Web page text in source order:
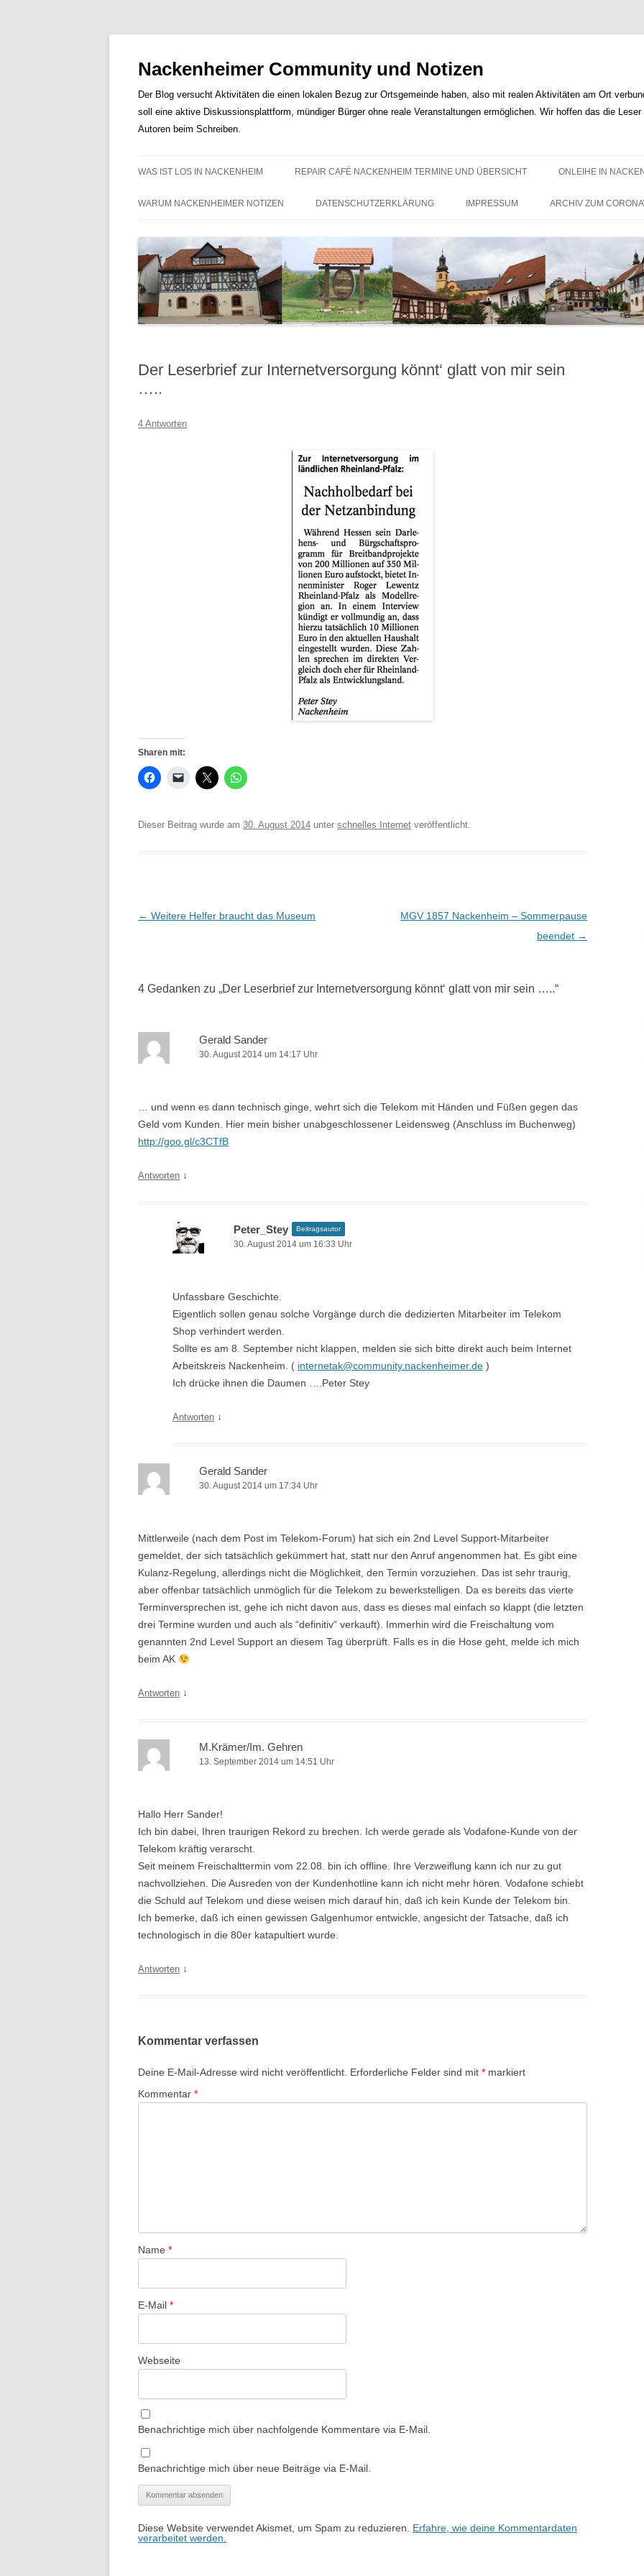
Nackenheimer Community und Notizen
Der Blog versucht Aktivitäten die einen lokalen Bezug zur Ortsgemeinde haben, also mit realen Aktivitäten am Ort
soll eine aktive Diskussionsplattform, mündiger Bürger ohne reale Veranstaltungen ermöglichen. Wir hoffen das die
Autoren beim Schreiben.
Inhalt
WAS IST LOS IN NACKENHEIM REPAIR CAFÉ NACKENHEIM TERMINE UND ÜBERSICHT ONLEIHE IN
WARUM NACKENHEIMER NOTIZEN DATENSCHUTZERKLÄRUNG IMPRESSUM ARCHIV ZUM
Der Leserbrief zur Internetversorgung könnt‘ glatt von mir sein
…..
4 Antworten
Sharen mit:
Dieser Beitrag wurde am 30. August 2014 unter schnelles Internet veröffentlicht.
Beitrags-
← Weitere Helfer braucht das Museum
MGV 1857 Nackenheim – Sommerpause
beendet →
4 Gedanken zu „Der Leserbrief zur Internetversorgung könnt‘ glatt von mir sein …..“
Gerald Sander
30. August 2014 um 14:17 Uhr
… und wenn es dann technisch ginge, wehrt sich die Telekom mit Händen und Füßen gegen das
Geld vom Kunden. Hier mein bisher unabgeschlossener Leidensweg (Anschluss im Buchenweg)
http://goo.gl/c3CTfB
Antworten ↓
Peter_Stey Beitragsautor
30. August 2014 um 16:33 Uhr
Unfassbare Geschichte.
Eigentlich sollen genau solche Vorgänge durch die dedizierten Mitarbeiter im Telekom
Shop verhindert werden.
Sollte es am 8. September nicht klappen, melden sie sich bitte direkt auch beim Internet
Arbeitskreis Nackenheim. ( internetak@community.nackenheimer.de )
Ich drücke ihnen die Daumen ….Peter Stey
Antworten ↓
Gerald Sander
30. August 2014 um 17:34 Uhr
Mittlerweile (nach dem Post im Telekom-Forum) hat sich ein 2nd Level Support-Mitarbeiter
gemeldet, der sich tatsächlich gekümmert hat, statt nur den Anruf angenommen hat. Es gibt eine
Kulanz-Regelung, allerdings nicht die Möglichkeit, den Termin vorzuziehen. Das ist sehr traurig,
aber offenbar tatsächlich unmöglich für die Telekom zu bewerkstelligen. Da es bereits das vierte
Terminversprechen ist, gehe ich nicht davon aus, dass es dieses mal einfach so klappt (die letzten
drei Termine wurden und auch als “definitiv“ verkauft). Immerhin wird die Freischaltung vom
genannten 2nd Level Support an diesem Tag überprüft. Falls es in die Hose geht, melde ich mich
beim AK
Antworten ↓
M.Krämer/Im. Gehren
13. September 2014 um 14:51 Uhr
Hallo Herr Sander!
Ich bin dabei, Ihren traurigen Rekord zu brechen. Ich werde gerade als Vodafone-Kunde von der
Telekom kräftig verarscht.
Seit meinem Freischalttermin vom 22.08. bin ich offline. Ihre Verzweiflung kann ich nur zu gut
nachvollziehen. Die Ausreden von der Kundenhotline kann ich nicht mehr hören. Vodafone schiebt
die Schuld auf Telekom und diese weisen mich darauf hin, daß ich kein Kunde der Telekom bin.
Ich bemerke, daß ich einen gewissen Galgenhumor entwickle, angesicht der Tatsache, daß ich
technologisch in die 80er katapultiert wurde.
Antworten ↓
Kommentar verfassen
Deine E-Mail-Adresse wird nicht veröffentlicht. Erforderliche Felder sind mit * markiert
Kommentar *
Name *
E-Mail *
Webseite
Benachrichtige mich über nachfolgende Kommentare via E-Mail.
Benachrichtige mich über neue Beiträge via E-Mail.
Diese Website verwendet Akismet, um Spam zu reduzieren. Erfahre, wie deine Kommentardaten
verarbeitet werden.